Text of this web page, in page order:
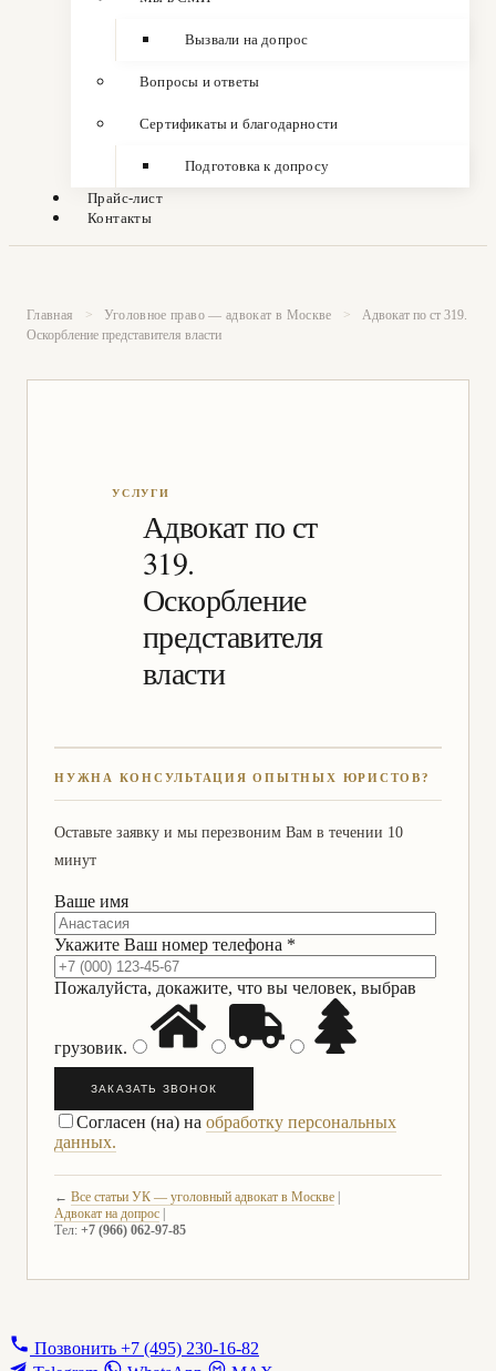
Вызвали на допрос
Вопросы и ответы
Сертификаты и благодарности
Подготовка к допросу
Прайс-лист
Контакты
Главная > Уголовное право — адвокат в Москве >
Адвокат по ст 319.
Оскорбление представителя власти
Адвокат по ст
319.
Оскорбление
представителя
власти
НУЖНА КОНСУЛЬТАЦИЯ ОПЫТНЫХ ЮРИСТОВ?
Оставьте заявку и мы перезвоним Вам в течении 10
минут
Ваше имя
Укажите Ваш номер телефона *
Пожалуйста, докажите, что вы человек, выбрав
грузовик.
ЗАКАЗАТЬ ЗВОНОК
Согласен (на) на обработку персональных
данных.
← Все статьи УК — уголовный адвокат в Москве
Адвокат на допрос
Тел: +7 (966) 062-97-85
Позвонить +7 (495) 230-16-82